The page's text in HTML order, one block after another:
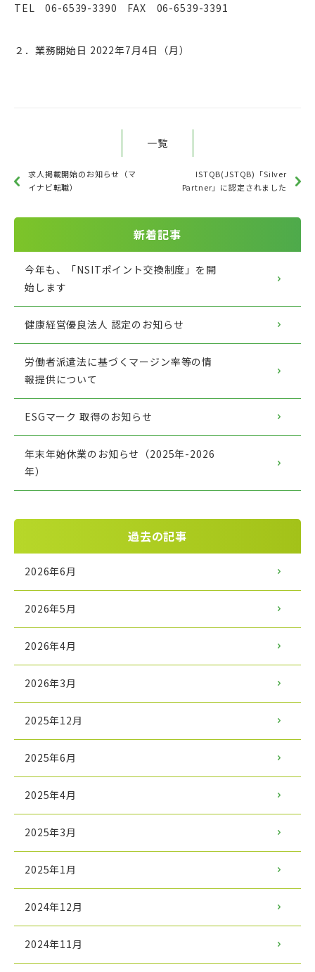
TEL 06-6539-3390 FAX 06-6539-3391
２．業務開始日 2022年7月4日（月）
一覧
求人掲載開始のお知らせ（マ
イナビ転職）
ISTQB(JSTQB)「Silver
Partner」に認定されました
新着記事
今年も、「NSITポイント交換制度」を開
始します
健康経営優良法人 認定のお知らせ
労働者派遣法に基づくマージン率等の情
報提供について
ESGマーク 取得のお知らせ
年末年始休業のお知らせ（2025年-2026
年）
過去の記事
2026年6月
2026年5月
2026年4月
2026年3月
2025年12月
2025年6月
2025年4月
2025年3月
2025年1月
2024年12月
2024年11月